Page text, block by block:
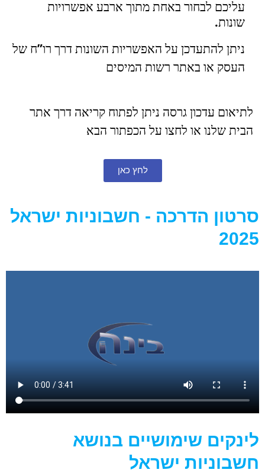
עליכם לבחור באחת מתוך ארבע אפשרויות
שונות.
ניתן להתעדכן על האפשריות השונות דרך רו”ח של
העסק או באתר רשות המיסים
לתיאום עדכון גרסה ניתן לפתוח קריאה דרך אתר
הבית שלנו או לחצו על הכפתור הבא
לחץ כאן
סרטון הדרכה - חשבוניות ישראל
2025
לינקים שימושיים בנושא
חשבוניות ישראל